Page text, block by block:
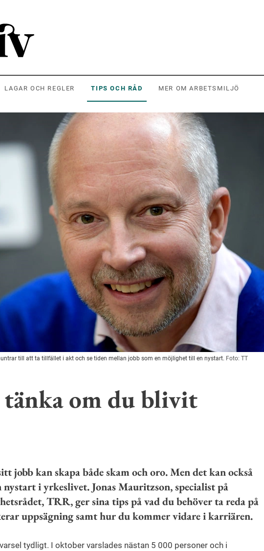
LAGAR OCH REGLER TIPS OCH RÅD MER OM ARBETSMILJÖ
till att ta tillfället i akt och se tiden mellan jobb som en möjlighet till en nystart. Foto: TT
tänka om du blivit
jobb kan skapa både skam och oro. Men det kan också
nystart i yrkeslivet. Jonas Mauritzson, specialist på
TRR, ger sina tips på vad du behöver ta reda på
uppsägning samt hur du kommer vidare i karriären.
tydligt. I oktober varslades nästan 5 000 personer och i